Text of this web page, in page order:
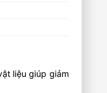
liệu giúp giảm